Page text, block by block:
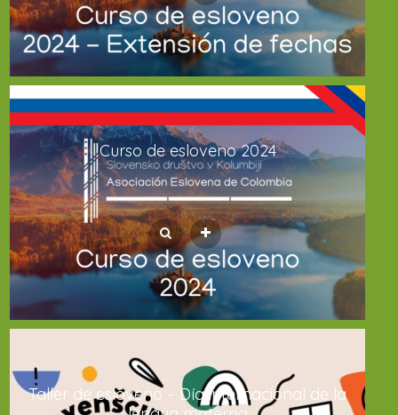
Curso de esloveno 2024
Taller de esloveno – Día internacional de la